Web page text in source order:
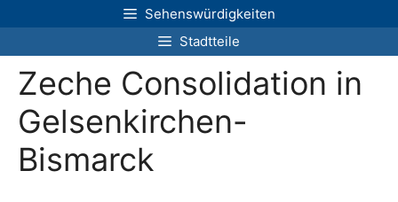
Inhalt
springen
Sehenswürdigkeiten
Stadtteile
Zeche Consolidation in
Gelsenkirchen-
Bismarck